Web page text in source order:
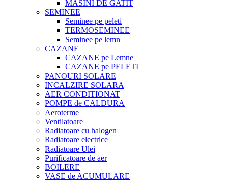
MASINI DE GATIT
SEMINEE
Seminee pe peleti
TERMOSEMINEE
Seminee pe lemn
CAZANE
CAZANE pe Lemne
CAZANE pe PELETI
PANOURI SOLARE
INCALZIRE SOLARA
AER CONDITIONAT
POMPE de CALDURA
Aeroterme
Ventilatoare
Radiatoare cu halogen
Radiatoare electrice
Radiatoare Ulei
Purificatoare de aer
BOILERE
VASE de ACUMULARE